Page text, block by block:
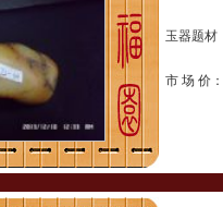
玉器题材
市 场 价：